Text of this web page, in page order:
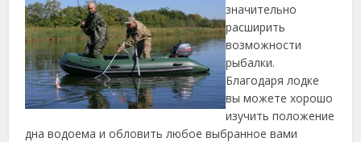
значительно
расширить
возможности
рыбалки.
Благодаря лодке
вы можете хорошо
изучить положение
дна водоема и обловить любое выбранное вами